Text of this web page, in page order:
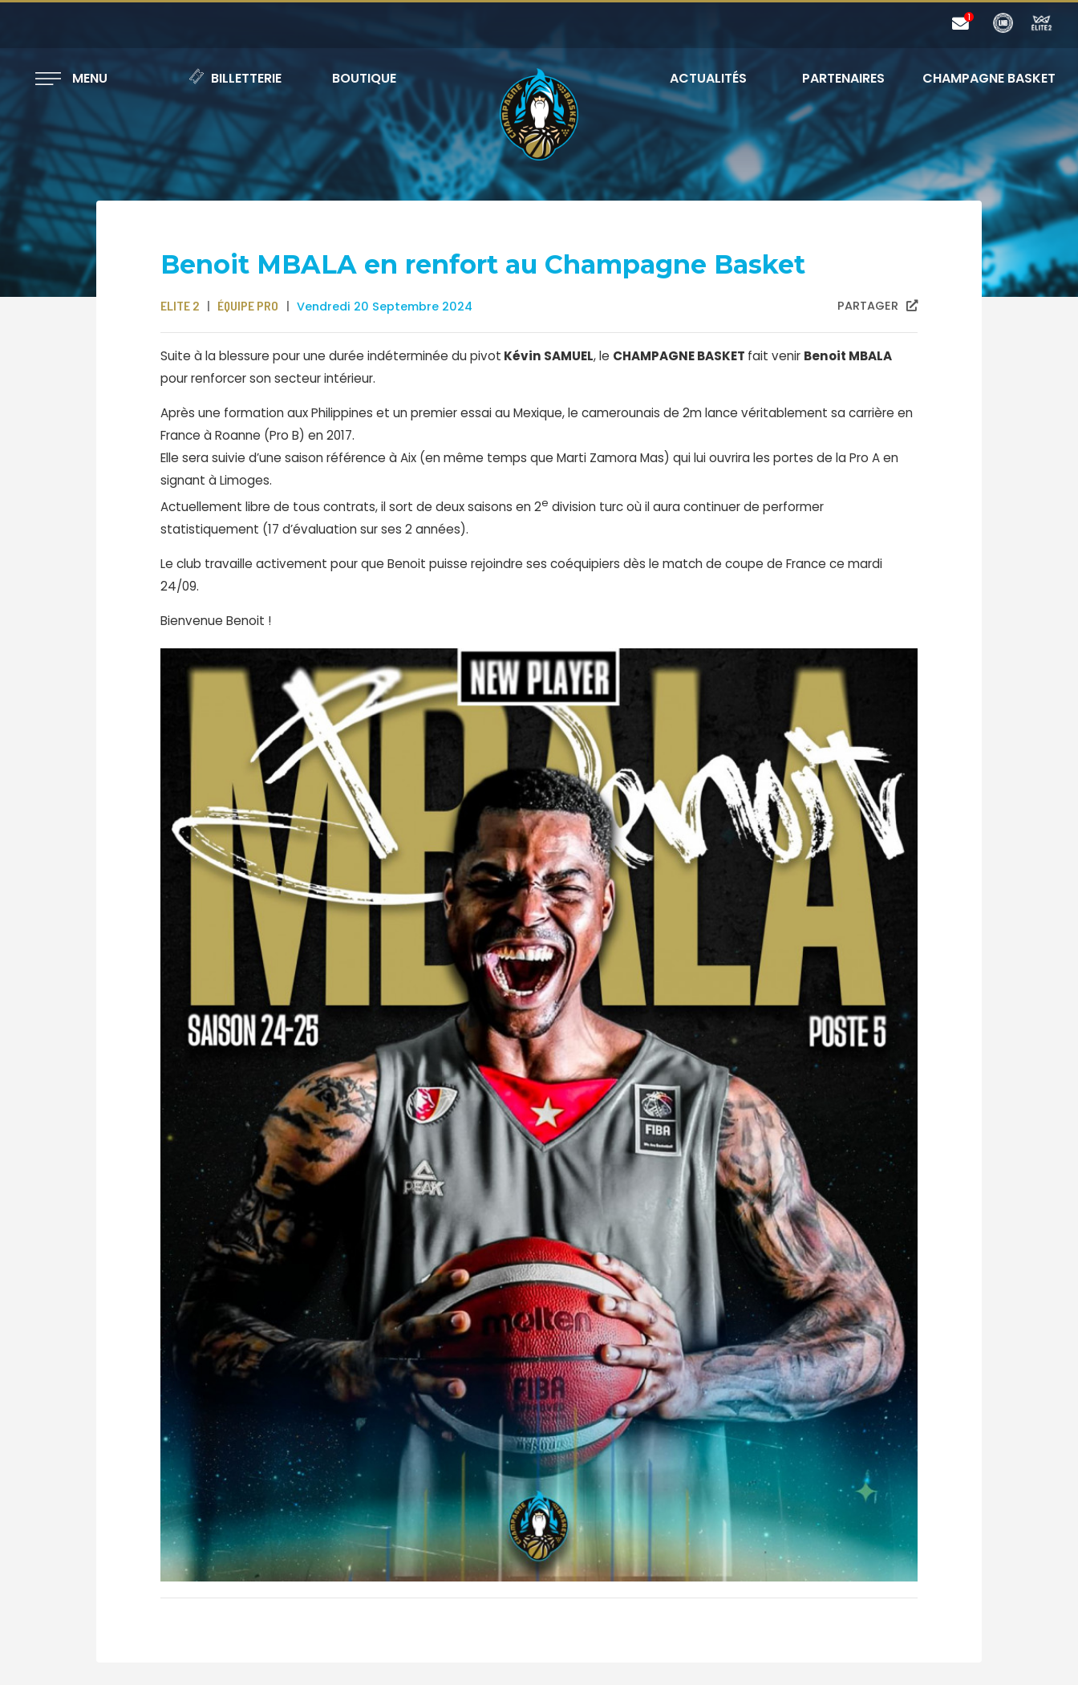
MENU BILLETTERIE BOUTIQUE ACTUALITÉS PARTENAIRES CHAMPAGNE BASKET
Benoit MBALA en renfort au Champagne Basket
ELITE 2 ÉQUIPE PRO Vendredi 20 Septembre 2024 PARTAGER
Suite à la blessure pour une durée indéterminée du pivot Kévin SAMUEL, le CHAMPAGNE BASKET fait venir Benoit MBALA
pour renforcer son secteur intérieur.
Après une formation aux Philippines et un premier essai au Mexique, le camerounais de 2m lance véritablement sa carrière en
France à Roanne (Pro B) en 2017.
Elle sera suivie d’une saison référence à Aix (en même temps que Marti Zamora Mas) qui lui ouvrira les portes de la Pro A en
signant à Limoges.
Actuellement libre de tous contrats, il sort de deux saisons en 2e division turc où il aura continuer de performer
statistiquement (17 d’évaluation sur ses 2 années).
Le club travaille activement pour que Benoit puisse rejoindre ses coéquipiers dès le match de coupe de France ce mardi
24/09.
Bienvenue Benoit !